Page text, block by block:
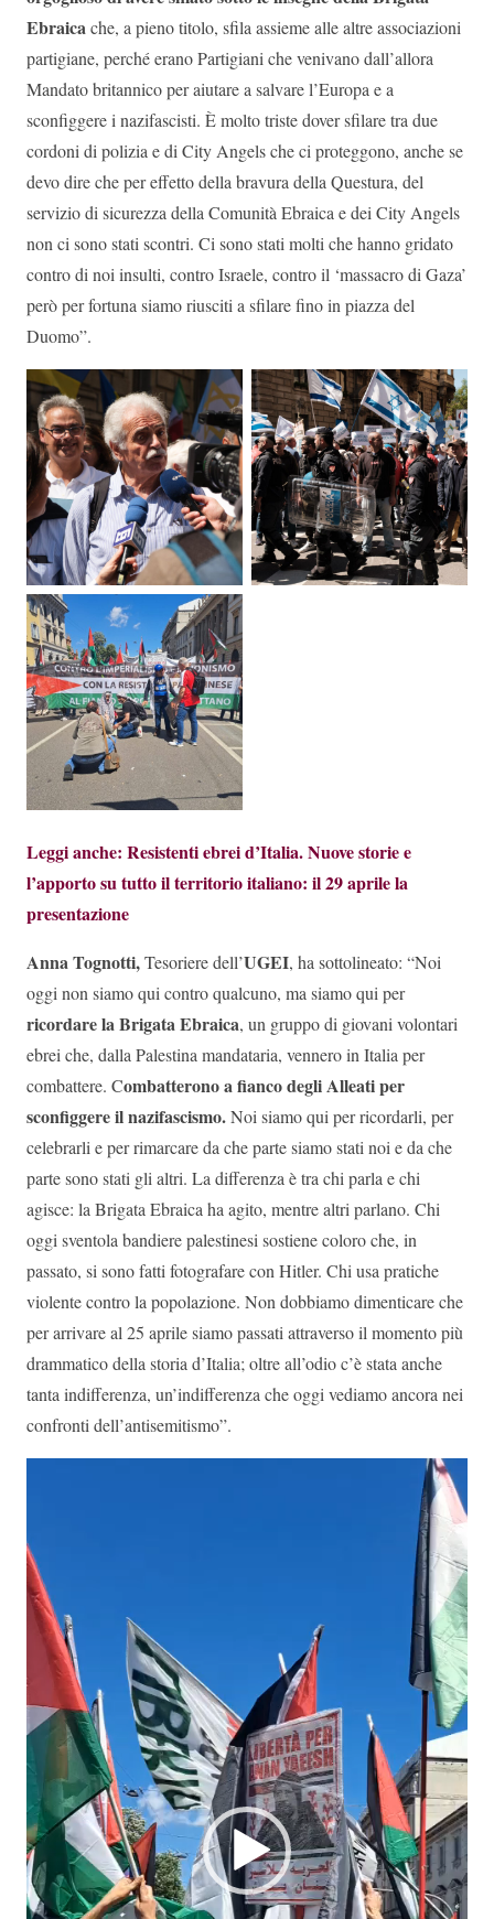
Ebraicache, a pieno titolo, sfila assieme alle altre associazioni
partigiane, perché erano Partigiani che venivano dall’allora
Mandato britannico per aiutare a salvare l’Europa e a
sconfiggere i nazifascisti. È molto triste dover sfilare tra due
cordoni di polizia e di City Angels che ci proteggono, anche se
devo dire che per effetto della bravura della Questura, del
servizio di sicurezza della Comunità Ebraica e dei City Angels
non ci sono stati scontri. Ci sono stati molti che hanno gridato
contro di noi insulti, contro Israele, contro il ‘massacro di Gaza’
però per fortuna siamo riusciti a sfilare fino in piazza del
Duomo”.
Leggi anche: Resistenti ebrei d’Italia. Nuove storie e
l’apporto su tutto il territorio italiano: il 29 aprile la
presentazione
Anna Tognotti,Tesoriere dell’UGEI, ha sottolineato: “Noi
oggi non siamo qui contro qualcuno, ma siamo qui per
ricordare la Brigata Ebraica, un gruppo di giovani volontari
ebrei che, dalla Palestina mandataria, vennero in Italia per
combattere. Combatterono a fianco degli Alleati per
sconfiggere il nazifascismo.Noi siamo qui per ricordarli, per
celebrarli e per rimarcare da che parte siamo stati noi e da che
parte sono stati gli altri. La differenza è tra chi parla e chi
agisce: la Brigata Ebraica ha agito, mentre altri parlano. Chi
oggi sventola bandiere palestinesi sostiene coloro che, in
passato, si sono fatti fotografare con Hitler. Chi usa pratiche
violente contro la popolazione. Non dobbiamo dimenticare che
per arrivare al 25 aprile siamo passati attraverso il momento più
drammatico della storia d’Italia; oltre all’odio c’è stata anche
tanta indifferenza, un’indifferenza che oggi vediamo ancora nei
confronti dell’antisemitismo”.